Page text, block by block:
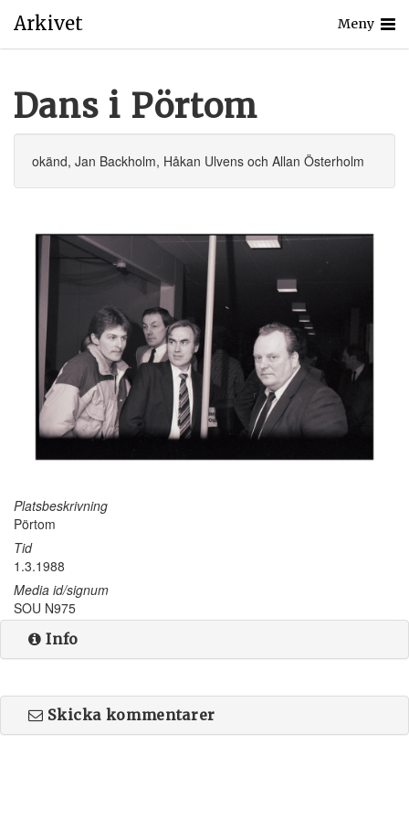
Arkivet Meny
Dans i Pörtom
okänd, Jan Backholm, Håkan Ulvens och Allan Österholm
Platsbeskrivning
Pörtom
Tid
1.3.1988
Media id/signum
SOU N975
Info
Skicka kommentarer